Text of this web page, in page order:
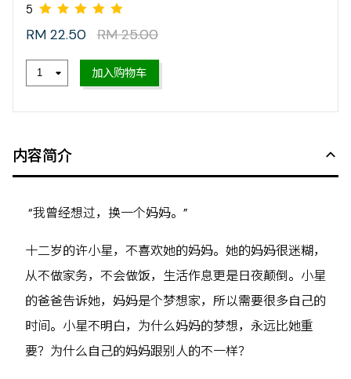
RM 22.50 RM 25.00
加入购物车
内容简介
“我曾经想过，换一个妈妈。”
十二岁的许小星，不喜欢她的妈妈。她的妈妈很迷糊，
从不做家务，不会做饭，生活作息更是日夜颠倒。小星
的爸爸告诉她，妈妈是个梦想家，所以需要很多自己的
时间。小星不明白，为什么妈妈的梦想，永远比她重
要？为什么自己的妈妈跟别人的不一样？